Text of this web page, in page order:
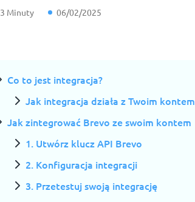
3 Minuty 06/02/2025
Co to jest integracja?
Jak integracja działa z Twoim kontem
Jak zintegrować Brevo ze swoim kontem
1. Utwórz klucz API Brevo
2. Konfiguracja integracji
3. Przetestuj swoją integrację